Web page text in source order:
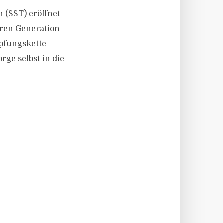
(SST) eröffnet
Generation
selbst in die